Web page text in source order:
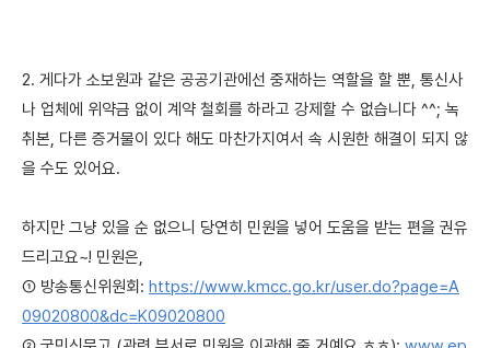
2. 게다가 소보원과 같은 공공기관에선 중재하는 역할을 할 뿐, 통신사
나 업체에 위약금 없이 계약 철회를 하라고 강제할 수 없습니다 ^^; 녹
취본, 다른 증거물이 있다 해도 마찬가지여서 속 시원한 해결이 되지 않
을 수도 있어요.
하지만 그냥 있을 순 없으니 당연히 민원을 넣어 도움을 받는 편을 권유
드리고요~! 민원은,
① 방송통신위원회: https://www.kmcc.go.kr/user.do?page=A
09020800&dc=K09020800